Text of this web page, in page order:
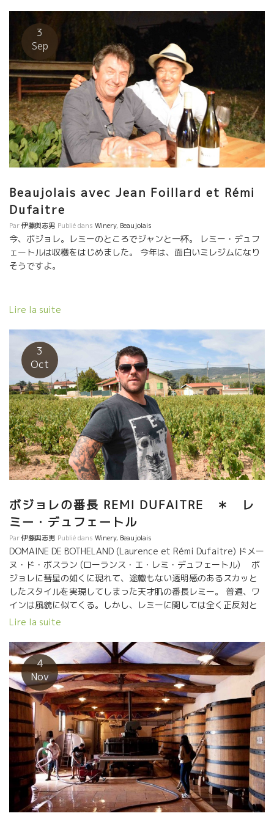
ラパリュの二人。 ワインのスタイルもどことなく、この二人に共
通するものを持っている。 しかし、最近は明らかに“レミー・スタ
イル”と云うようなものが確立されている。 ますます楽しみな醸造
家の一人である。 まずは、本人が若いだけに、収穫人も若い人達
が多い。 例年の如く、収穫現場はLaurenceローランスが指揮をと
っている。 若手だけに収穫された葡萄を厳しくチェックして完璧
な葡萄だけの摘み取るように指導するフローランス。 この収穫の
雰囲気は、本当に大切なんです。ただ葡萄を収穫して発酵槽にい
れればOKという訳ではない。 この明るい爽やかな空気は実に大
切。 レミーは２週間の収穫期間に専門料理人を雇っている。レミ
ーにとってテーブルを囲んで一同にとる食事は超大切。 昼、夜の
食事は皆で一緒にとりながら、話しかけて、やる気と規律と楽し
グナムを開けて振る舞っている。 君たちが収穫した葡萄が、こん
な風になるんだよ、と若い人達を啓蒙している。 今年は、５月の
マイナス５度という寒波の影響もあって、小粒のミルランデール
化した葡萄が比較的多かった。 果実の濃縮感のニュアンスが得ら
れるスタイルになりそう。 雹にも一部だけ影響されたり、４５度
という猛暑で西日側の葡萄がチョットだけ焼けていたけど大きな
問題ではなかった。 8月に水不足になったところに、雨が結構降
保できて、レミ―が狙っている酸を伴いながら葡萄が熟して重く
デュフェートルは、まさにレミースタイルと云われる、ワインと
しての“内容”がありながらも軽やかに体に入っていくスタイルに仕
上がるだろう。今年も、 レミーは外せませんね！ 私もチョット
だけ収穫しました。
3
Sep
Beaujolais avec Jean Foillard et Rémi
Dufaitre
Par伊藤與志男 Publié dans Winery, Beaujolais
今、ボジョレ。レミーのところでジャンと一杯。 レミー・デュフ
ェートルは収穫をはじめました。 今年は、面白いミレジムになり
そうですよ。
Lire la suite
3
Oct
ボジョレの番長 REMI DUFAITRE ＊ レ
ミー・デュフェートル
Par伊藤與志男 Publié dans Winery, Beaujolais
DOMAINE DE BOTHELAND (Laurence et Rémi Dufaitre) ドメー
ヌ・ド・ボスラン (ローランス・エ・レミ・デュフェートル) ボ
ジョレに彗星の如くに現れて、途轍もない透明感のあるスカッと
したスタイルを実現してしまった天才肌の番長レミー。 普通、ワ
インは風貌に似てくる。しかし、レミーに関しては全く正反対と
いってよい。 こんな短時間にここまでのレベルまでたどり着くと
た事、人、目的は徹底して張り付いて馴染んで吸収して、同化し
てしまう超能力を備えている。 １４歳で両親が亡くなり、１６歳
から独りで生きてきた。 ガムシャラに働いて2000年に醸造家とし
て独立した。 『お前にできる訳がないだろう』と周りからと馬鹿
にされた。 事実、１０年目にして行き詰っていた。 そんな時に、
ジャン・フォワラールに巡り合った。ジャンのワインを飲んで驚
いた。 『こんなワインが世に存在するのか？』 自然派ワインとの
出逢いだった。 レミーに目標ができた。以後、毎日ジャンと会っ
ている。ジャンに貼りついた。 自分が会いに行けない時には、ジ
ャンの方からやって来てくれる。 ジャンに同化して、すべてを吸
収しようとしている。 レミーの集中力は、もう天才といっていい
だろう。 こんな風に、風貌とは、違う繊細で真っ直ぐなスタイル
が出来上がった。 外観と違って、中身はどこまでも繊細で、ナイ
Lire la suite
4
Nov